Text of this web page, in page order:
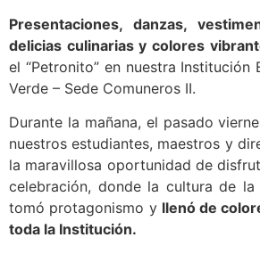
Presentaciones, danzas,
delicias culinarias y colores
el “Petronito” en nuestra Institución
Verde – Sede Comuneros II.
Durante la mañana, el pasado
nuestros estudiantes, maestros y
la maravillosa oportunidad de
celebración, donde la cultura de
tomó protagonismo y llenó de
toda la Institución.